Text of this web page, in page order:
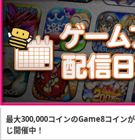
最大300,000コインのGame8コイン
じ開催中！